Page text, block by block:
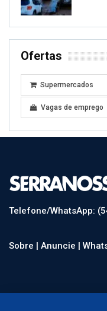
Ofertas
Supermercados
Vagas de emprego
Telefone/WhatsApp:
Sobre | Anuncie |